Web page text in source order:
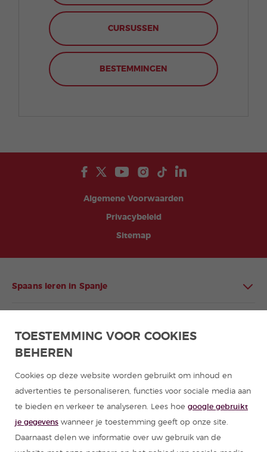
CURSUSSEN
BESTEMMINGEN
Algemene Voorwaarden
Privacybeleid
Sitemap
Spaans leren in Spanje
Programma's Spaans voor groepen
Cursussen Spaans
Zomerkampen Spanje
TOESTEMMING VOOR COOKIES
BEHEREN
Cookies op deze website worden gebruikt om inhoud en
advertenties te personaliseren, functies voor sociale media aan
te bieden en verkeer te analyseren. Lees hoe google gebruikt
je gegevens wanneer je toestemming geeft op onze site.
Daarnaast delen we informatie over uw gebruik van de